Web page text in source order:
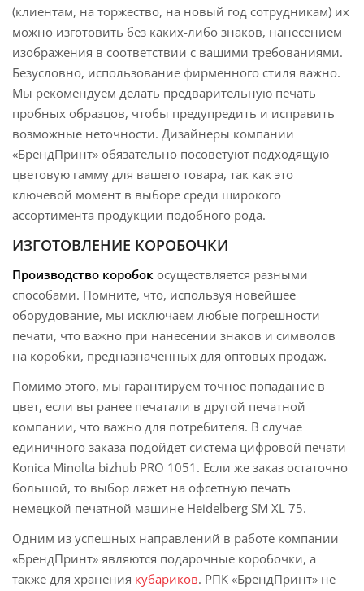
(клиентам, на торжество, на новый год сотрудникам) их
можно изготовить без каких-либо знаков, нанесением
изображения в соответствии с вашими требованиями.
Безусловно, использование фирменного стиля важно.
Мы рекомендуем делать предварительную печать
пробных образцов, чтобы предупредить и исправить
возможные неточности. Дизайнеры компании
«БрендПринт» обязательно посоветуют подходящую
цветовую гамму для вашего товара, так как это
ключевой момент в выборе среди широкого
ассортимента продукции подобного рода.
ИЗГОТОВЛЕНИЕ КОРОБОЧКИ
Производство коробок осуществляется разными
способами. Помните, что, используя новейшее
оборудование, мы исключаем любые погрешности
печати, что важно при нанесении знаков и символов
на коробки, предназначенных для оптовых продаж.
Помимо этого, мы гарантируем точное попадание в
цвет, если вы ранее печатали в другой печатной
компании, что важно для потребителя. В случае
единичного заказа подойдет система цифровой печати
Konica Minolta bizhub PRO 1051. Если же заказ остаточно
большой, то выбор ляжет на офсетную печать
немецкой печатной машине Heidelberg SM XL 75.
Одним из успешных направлений в работе компании
«БрендПринт» являются подарочные коробочки, а
также для хранения кубариков. РПК «БрендПринт» не